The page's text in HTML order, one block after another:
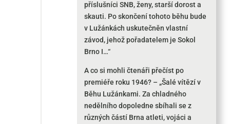
příslušníci SNB, ženy, starší dorost a
skauti. Po skončení tohoto běhu bude
v Lužánkách uskutečněn vlastní
závod, jehož pořadatelem je Sokol
Brno I…“
A co si mohli čtenáři přečíst po
premiéře roku 1946? – „Šalé vítězí v
Běhu Lužánkami. Za chladného
nedělního dopoledne sbíhali se z
různých částí Brna atleti, vojáci a